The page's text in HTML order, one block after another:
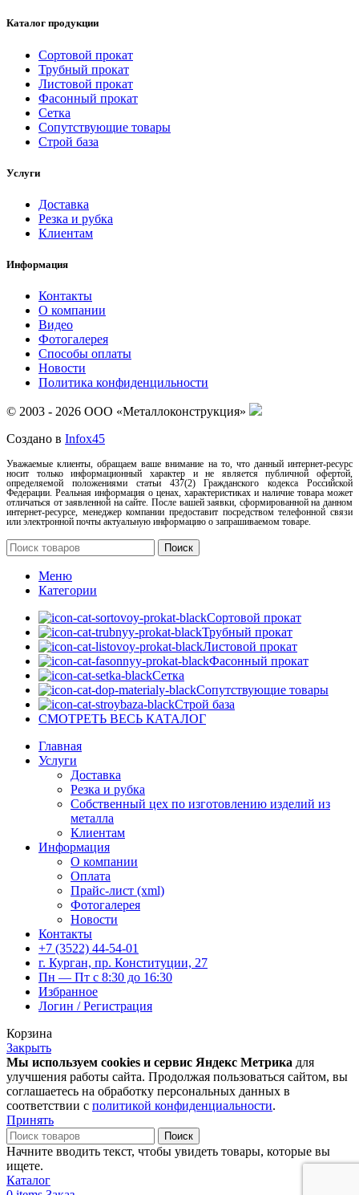
Каталог продукции
Сортовой прокат
Трубный прокат
Листовой прокат
Фасонный прокат
Сетка
Сопутствующие товары
Строй база
Услуги
Доставка
Резка и рубка
Клиентам
Информация
Контакты
О компании
Видео
Фотогалерея
Способы оплаты
Новости
Политика конфиденцильности
© 2003 - 2026 ООО «Металлоконструкция»
Создано в Infox45
Уважаемые клиенты, обращаем ваше внимание на то, что данный интернет-ресурс
носит только информационный характер и не является публичной офертой,
определяемой положениями статьи 437(2) Гражданского кодекса Российской
Федерации. Реальная информация о ценах, характеристиках и наличие товара может
отличаться от заявленной на сайте. После вашей заявки, сформированной на данном
интернет-ресурсе, менеджер компании предоставит посредством телефонной связи
или электронной почты актуальную информацию о запрашиваемом товаре.
Поиск
Меню
Категории
Сортовой прокат
Трубный прокат
Листовой прокат
Фасонный прокат
Сетка
Сопутствующие товары
Строй база
СМОТРЕТЬ ВЕСЬ КАТАЛОГ
Главная
Услуги
Доставка
Резка и рубка
Собственный цех по изготовлению изделий из
металла
Клиентам
Информация
О компании
Оплата
Прайс-лист (xml)
Фотогалерея
Новости
Контакты
+7 (3522) 44-54-01
г. Курган, пр. Конституции, 27
Пн — Пт с 8:30 до 16:30
Избранное
Логин / Регистрация
Корзина
Закрыть
Мы используем cookies и сервис Яндекс Метрика для
улучшения работы сайта. Продолжая пользоваться сайтом, вы
соглашаетесь на обработку персональных данных в
соответствии с политикой конфиденциальности.
Принять
Поиск
Начните вводить текст, чтобы увидеть товары, которые вы
ищете.
Каталог